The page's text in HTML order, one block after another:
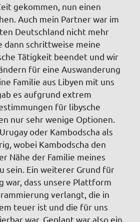
gekommen, nun einen
Auch mein Partner war im
Deutschland nicht mehr
dann schrittweise meine
Tätigkeit beendet und wir
für eine Auswanderung
Familie aus Libyen mit uns
es aufgrund extrem
für libysche
nur sehr wenige Optionen.
oder Kambodscha als
wobei Kambodscha den
Nähe der Familie meines
sein. Ein weiterer Grund für
war, dass unsere Plattform
verlangt, die in
teuer ist und die für uns
war. Geplant war also ein